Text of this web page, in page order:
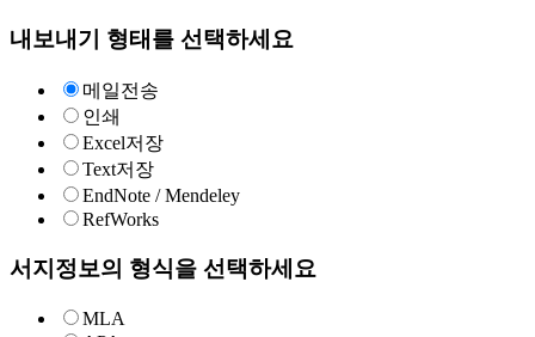
내보내기 형태를 선택하세요
메일전송
인쇄
Excel저장
Text저장
EndNote / Mendeley
RefWorks
서지정보의 형식을 선택하세요
MLA